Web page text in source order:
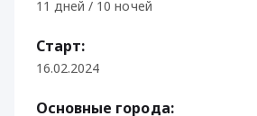
11 дней / 10 ночей
Старт:
16.02.2024
Основные города: